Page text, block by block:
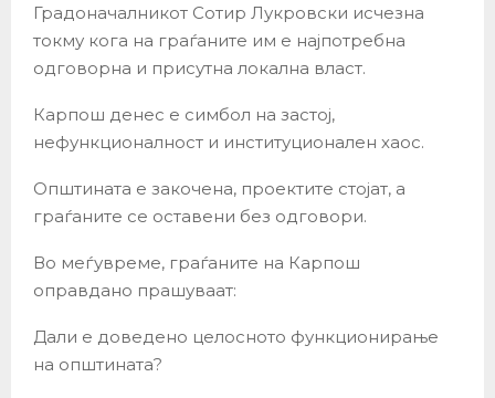
Градоначалникот Сотир Лукровски исчезна
токму кога на граѓаните им е најпотребна
одговорна и присутна локална власт.
Карпош денес е симбол на застој,
нефункционалност и институционален хаос.
Општината е закочена, проектите стојат, а
граѓаните се оставени без одговори.
Во меѓувреме, граѓаните на Карпош
оправдано прашуваат:
Дали е доведено целосното функционирање
на општината?